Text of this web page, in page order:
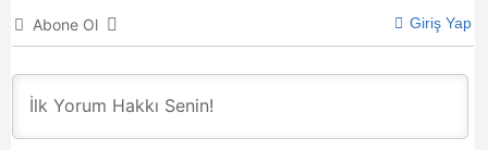
Abone Ol Giriş Yap